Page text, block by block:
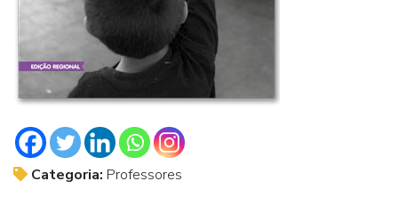
Categoria: Professores